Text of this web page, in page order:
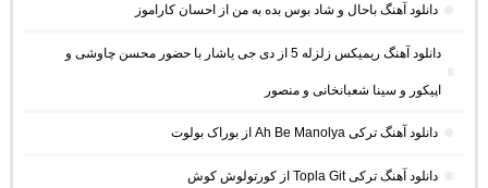
دانلود آهنگ باحال و شاد بوس بده به من از احسان کاراموز
دانلود آهنگ ریمیکس زلزله 5 از دی جی یاشار با حضور محسن چاوشی و
اپیکور و سینا شعبانخانی و منصور
دانلود آهنگ ترکی Ah Be Manolya از بوراک بولوت
دانلود آهنگ ترکی Topla Git از کورتولوش کوش